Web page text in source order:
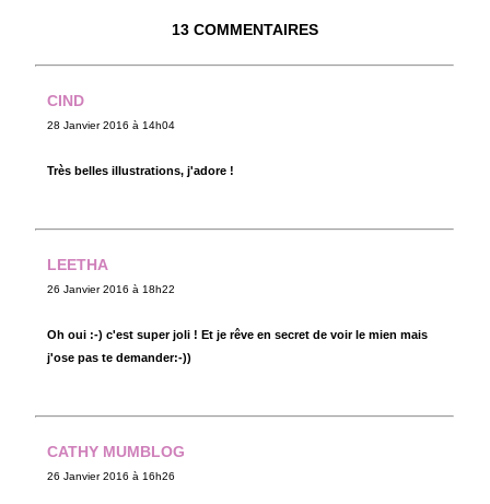
13 COMMENTAIRES
CIND
28 Janvier 2016 à 14h04
Très belles illustrations, j'adore !
LEETHA
26 Janvier 2016 à 18h22
Oh oui :-) c'est super joli ! Et je rêve en secret de voir le mien mais
j'ose pas te demander:-))
CATHY MUMBLOG
26 Janvier 2016 à 16h26